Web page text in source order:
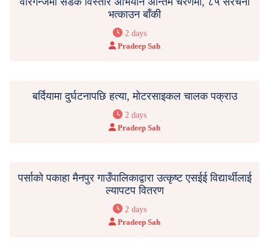
भत्काउन बाँकी
2 days
Pradeep Sah
बर्दियामा दुर्घटनापछि हत्या, मोटरसाइकल चालक पक्राउ
2 days
Pradeep Sah
पर्साको पकाहा मैनपुर गाउँपालिकाद्वारा उत्कृष्ट एसईई विद्यार्थीलाई
ल्यापटप वितरण
2 days
Pradeep Sah